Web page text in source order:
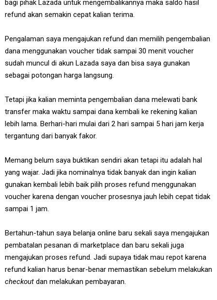
bagi pihak Lazada untuk mengembalikannya maka saldo hasil
refund akan semakin cepat kalian terima.
Pengalaman saya mengajukan refund dan memilih pengembalian
dana menggunakan voucher tidak sampai 30 menit voucher
sudah muncul di akun Lazada saya dan bisa saya gunakan
sebagai potongan harga langsung.
Tetapi jika kalian meminta pengembalian dana melewati bank
transfer maka waktu sampai dana kembali ke rekening kalian
lebih lama. Berhari-hari mulai dari 2 hari sampai 5 hari jam kerja
tergantung dari banyak fakor.
Memang belum saya buktikan sendiri akan tetapi itu adalah hal
yang wajar. Jadi jika nominalnya tidak banyak dan ingin kalian
gunakan kembali lebih baik pilih proses refund menggunakan
voucher karena dengan voucher prosesnya jauh lebih cepat tidak
sampai 1 jam.
Bertahun-tahun saya belanja online baru sekali saya mengajukan
pembatalan pesanan di marketplace dan baru sekali juga
mengajukan proses refund. Jadi supaya tidak mau repot karena
refund kalian harus benar-benar memastikan sebelum melakukan
checkout dan melakukan pembayaran.